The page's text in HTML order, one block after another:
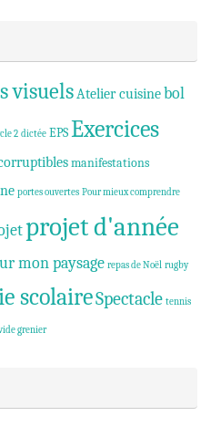
visuels Atelier cuisinebol
2 dictée EPSExercices
manifestations
portes ouvertes Pour mieux comprendre
projet d'année
mon paysage repas de Noël rugby
scolaireSpectacle tennis
grenier